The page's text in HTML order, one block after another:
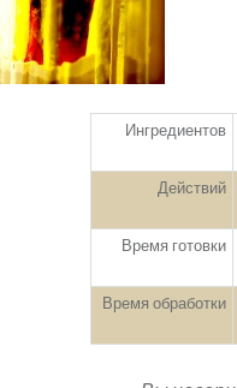
Ингредиентов
Действий
Время готовки
Время обработки